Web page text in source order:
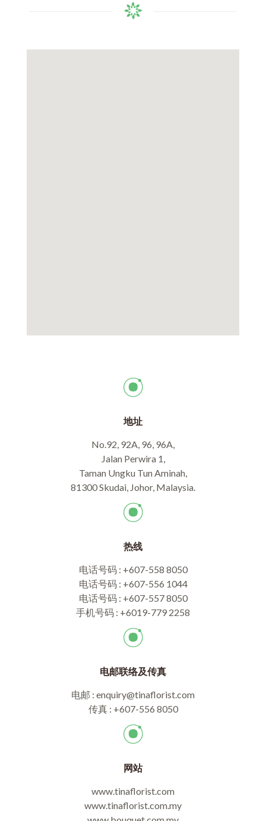
地址
No.92, 92A, 96, 96A,
Jalan Perwira 1,
Taman Ungku Tun Aminah,
81300 Skudai, Johor, Malaysia.
热线
电话号码 : +607-558 8050
电话号码 : +607-556 1044
电话号码 : +607-557 8050
手机号码 : +6019-779 2258
电邮联络及传真
电邮 : enquiry@tinaflorist.com
传真 : +607-556 8050
网站
www.tinaflorist.com
www.tinaflorist.com.my